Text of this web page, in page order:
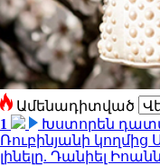
Ամենադիտված
1
Խստորեն
Ռուբինյանի կողմից
լինելը. Դանիել